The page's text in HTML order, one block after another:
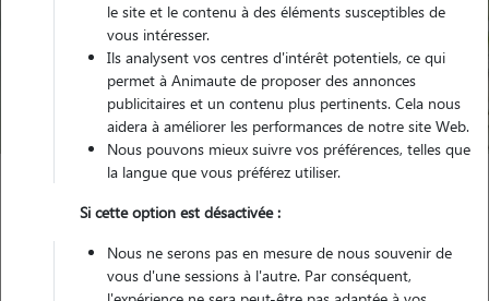
Pour quel animal ?
Trouver mon Pet Sitter
Nos familles d'accueil à Le Pecq
le site et le contenu à des éléments susceptibles de
vous intéresser.
Ils analysent vos centres d'intérêt potentiels, ce qui
permet à Animaute de proposer des annonces
publicitaires et un contenu plus pertinents. Cela nous
aidera à améliorer les performances de notre site Web.
Nous pouvons mieux suivre vos préférences, telles que
la langue que vous préférez utiliser.
Si cette option est désactivée :
Nous ne serons pas en mesure de nous souvenir de
vous d'une sessions à l'autre. Par conséquent,